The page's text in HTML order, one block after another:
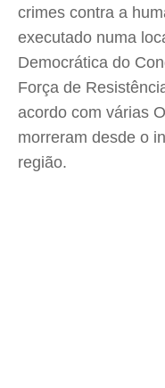
crimes contra a
executado numa
Democrática do
Força de
acordo com várias
morreram desde o
região.